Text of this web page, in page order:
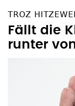
TROZ
Fällt die
runter